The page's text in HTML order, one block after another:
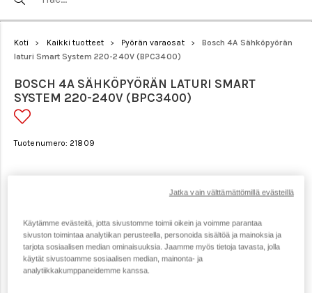
Koti > Kaikki tuotteet > Pyörän varaosat >
Bosch 4A Sähköpyörän
laturi Smart System 220-240V (BPC3400)
BOSCH 4A SÄHKÖPYÖRÄN LATURI SMART
SYSTEM 220-240V (BPC3400)
Tuotenumero: 21809
Käytämme evästeitä, jotta sivustomme toimii oikein ja voimme parantaa
sivuston toimintaa analytiikan perusteella, personoida sisältöä ja mainoksia ja
tarjota sosiaalisen median ominaisuuksia. Jaamme myös tietoja tavasta, jolla
käytät sivustoamme sosiaalisen median, mainonta- ja
analytiikkakumppaneidemme kanssa.
Jatka vain välttämättömillä evästeillä